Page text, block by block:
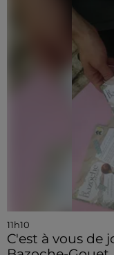
11h10
C'est à vous de